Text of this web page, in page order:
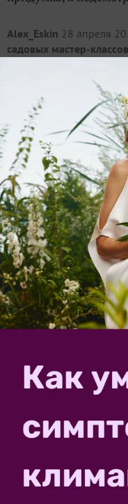
Alex_Eskin 28 апреля
садовых мастер-
Реанимация
6
Думаю, многие в
кокосовой
после реставрации
приходит в полную
приобретает очень
A_tamara_v 27 декабря
радость. Загородная
Кашпо из
сада и дома 6
А вот такие кашпо,
без отверстий
цвете Виноградная
садовых мастер-
Кашпо из ящика
У садоводов, как